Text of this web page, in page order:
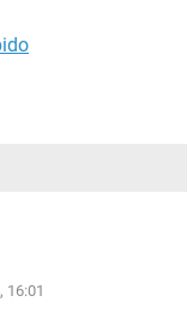
16:01